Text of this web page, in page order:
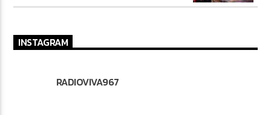
INSTAGRAM
RADIOVIVA967